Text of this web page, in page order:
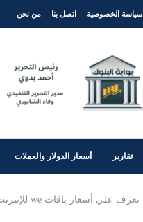
سياسة الخصوصية اتصل بنا من نحن
تقارير أسعار الدولار والعملات
تعرف علي أسعار باقات we للإنترنت المنزلي بالضريبة 2024